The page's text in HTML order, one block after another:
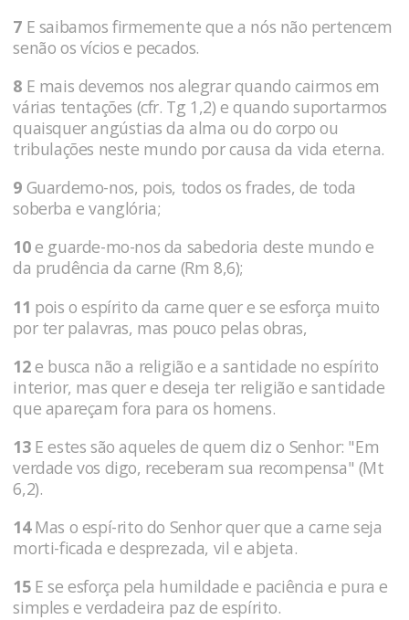
7 E saibamos firmemente que a nós não pertencem
senão os vícios e pecados.
8 E mais devemos nos alegrar quando cairmos em
várias tentações (cfr. Tg 1,2) e quando suportarmos
quaisquer angústias da alma ou do corpo ou
tribulações neste mundo por causa da vida eterna.
9 Guardemo-nos, pois, todos os frades, de toda
soberba e vanglória;
10e guarde-mo-nos da sabedoria deste mundo e
da prudência da carne (Rm 8,6);
11 pois o espírito da carne quer e se esforça muito
por ter palavras, mas pouco pelas obras,
12e busca não a religião e a santidade no espírito
interior, mas quer e deseja ter religião e santidade
que apareçam fora para os homens.
13E estes são aqueles de quem diz o Senhor: "Em
verdade vos digo, receberam sua recompensa" (Mt
6,2).
14Mas o espí-rito do Senhor quer que a carne seja
morti-ficada e desprezada, vil e abjeta.
15E se esforça pela humildade e paciência e pura e
simples e verdadeira paz de espírito.